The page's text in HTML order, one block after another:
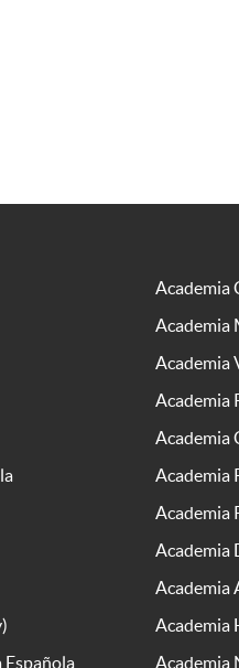
Academia
Academia
Academia
Academia
Academia
Academia
Academia
Academia
Academia
Academia
Española
Academia